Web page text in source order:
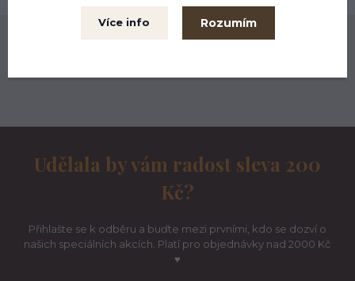
Naše komunita na Instagramu ♥
Udělala by vám radost sleva 200
Kč?
Přihlašte se k odběru a buďte mezi prvními, kdo se dozví o
našich speciálních akcích. Platí pro objednávky nad 2000 Kč
♥
Více info Rozumím